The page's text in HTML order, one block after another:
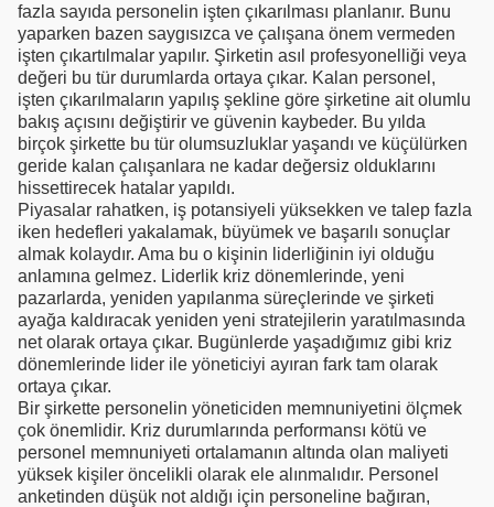
fazla sayıda personelin işten çıkarılması planlanır. Bunu
yaparken bazen saygısızca ve çalışana önem vermeden
işten çıkartılmalar yapılır. Şirketin asıl profesyonelliği veya
değeri bu tür durumlarda ortaya çıkar. Kalan personel,
işten çıkarılmaların yapılış şekline göre şirketine ait olumlu
bakış açısını değiştirir ve güvenin kaybeder. Bu yılda
birçok şirkette bu tür olumsuzluklar yaşandı ve küçülürken
geride kalan çalışanlara ne kadar değersiz olduklarını
hissettirecek hatalar yapıldı.
Piyasalar rahatken, iş potansiyeli yüksekken ve talep fazla
iken hedefleri yakalamak, büyümek ve başarılı sonuçlar
almak kolaydır. Ama bu o kişinin liderliğinin iyi olduğu
anlamına gelmez. Liderlik kriz dönemlerinde, yeni
pazarlarda, yeniden yapılanma süreçlerinde ve şirketi
ayağa kaldıracak yeniden yeni stratejilerin yaratılmasında
net olarak ortaya çıkar. Bugünlerde yaşadığımız gibi kriz
dönemlerinde lider ile yöneticiyi ayıran fark tam olarak
ortaya çıkar.
Bir şirkette personelin yöneticiden memnuniyetini ölçmek
çok önemlidir. Kriz durumlarında performansı kötü ve
personel memnuniyeti ortalamanın altında olan maliyeti
yüksek kişiler öncelikli olarak ele alınmalıdır. Personel
anketinden düşük not aldığı için personeline bağıran,